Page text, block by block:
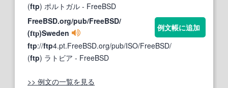
(ftp) ポルトガル - FreeBSD
FreeBSD.org/pub/FreeBSD/
(ftp)Sweden
ftp://ftp4.pt.FreeBSD.org/pub/ISO/FreeBSD/
(ftp) ラトビア - FreeBSD
例文帳に追加
>> 例文の一覧を見る